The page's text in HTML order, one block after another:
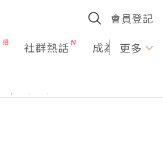
會員登記
社群熱話 成為U更多